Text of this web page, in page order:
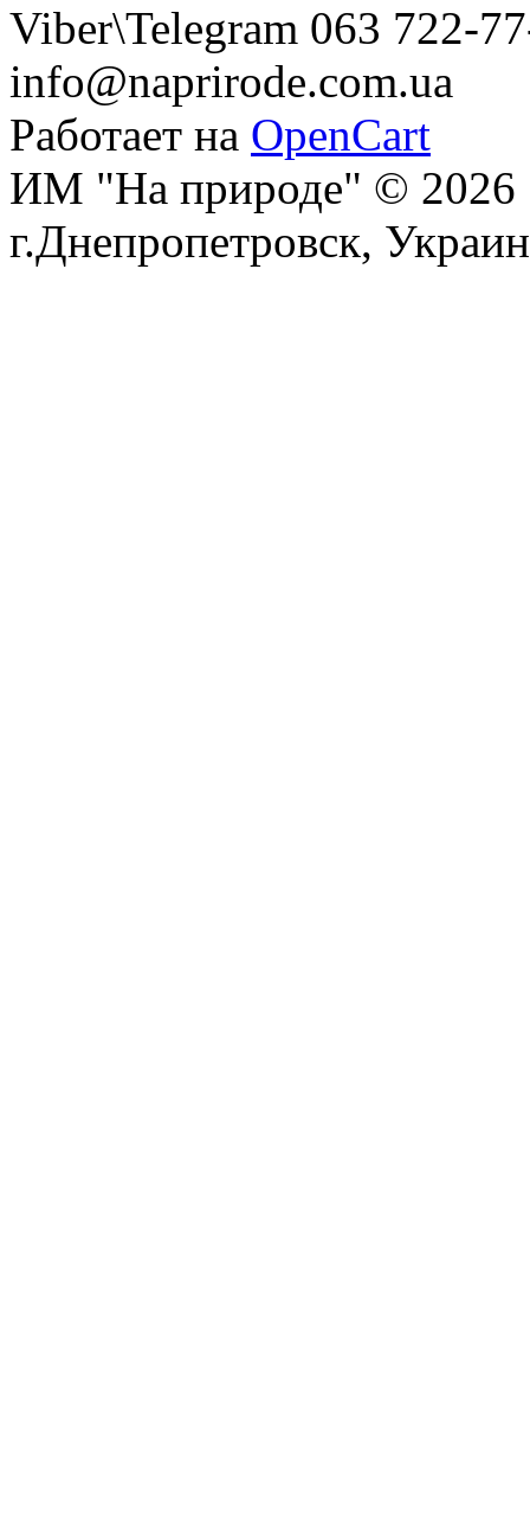
Viber\Telegram 063 722-
info@naprirode.com.ua
Работает на OpenCart
ИМ "На природе" © 2026
г.Днепропетровск,